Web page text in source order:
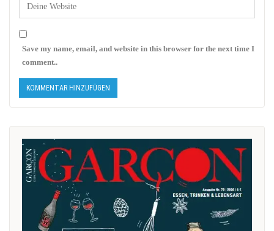
Save my name, email, and website in this browser for the next time I
comment..